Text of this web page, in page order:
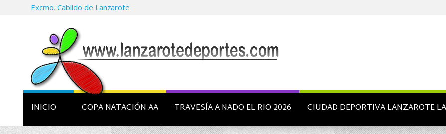
Excmo. Cabildo de Lanzarote
INICIO COPA NATACIÓN AA TRAVESÍA A NADO EL RIO 2026 CIUDAD DEPORTIVA LANZAROTE